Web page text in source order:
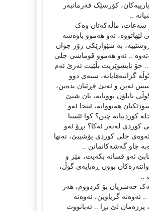
کۆرسێک فەرمانبەر
..
سەعات، ماڵەکەتان وەک
لێهاتووە، ئەو هەموو باوەشە
بە شێوازێکی زۆر جوان
.. ئەو هەموو قوماشی جلی
.. خۆ نایشوێریت بڵێیت ئەرێ ئەم
گرانبەهایانە، سبەی دوو
ئەبن و ئەبێ فڕێیان بدەین،
نایلۆن بوونایه، یان شتێ
هەبووایە، ئینجا ئەو
کوردییانە چین؟ کوا ئێستا
کوردی لەبەر ئەکا؟ بڕۆ ئەو
ئەوەی جلی کوردی پۆشیبێ، تەنها
چاو گەشەکانمانن ..
نابێ ئەو قسانە بکەیت، مێز و
بوون ڕەبایەی گوڵ،
..
حەشریان بۆ کردووم، هەر
.. ئەوەنە گریاوین، ئەوەنە
پرزەمان لێ بڕا .. ئەیانووت